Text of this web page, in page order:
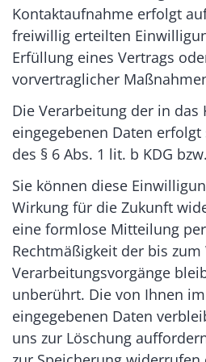
Kontaktaufnahme erfolgt
freiwillig erteilten
Erfüllung eines Vertrags
vorvertraglicher
Die Verarbeitung der in
eingegebenen Daten
des § 6 Abs. 1 lit. b KDG
Sie können diese
Wirkung für die Zukunft
eine formlose Mitteilung
Rechtmäßigkeit der bis
Verarbeitungsvorgänge
unberührt. Die von Ihnen
eingegebenen Daten
uns zur Löschung